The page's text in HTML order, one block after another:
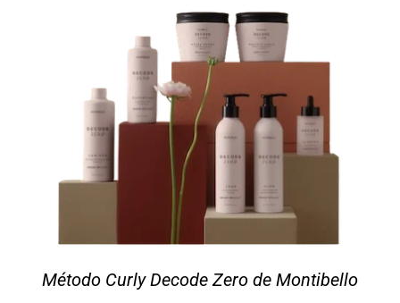
Método Curly Decode Zero de Montibello